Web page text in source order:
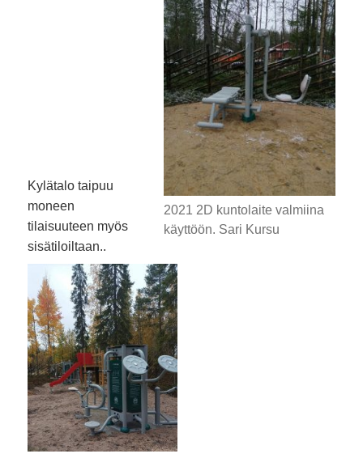
2021 2D kuntolaite valmiina
käyttöön. Sari Kursu
Kylätalo taipuu
moneen
tilaisuuteen myös
sisätiloiltaan..